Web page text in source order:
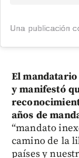
El
y manifestó
años de
“mandato
camino de la
países y